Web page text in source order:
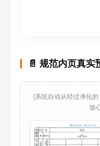
📄 规范内页真实
(系统自动从经过净化
放